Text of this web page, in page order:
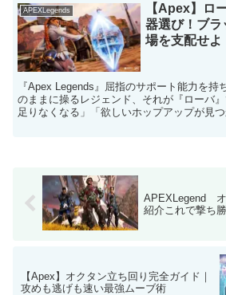
APEXLegends
【Apex】ロ
器選び！ブラ
場を支配せよ
『Apex Legends』屈指のサポート能力を持
のままに操るレジェンド、それが『ローバ
足りなくなる」「欲しいホップアップが見
APEXLegend オ
紹介これで撃ち
【Apex】オクタン立ち回り完全ガイド｜
攻めも逃げも速い最強ムーブ術